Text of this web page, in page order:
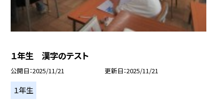
１年生 漢字のテスト
公開日 2025/11/21 更新日 2025/11/21
１年生